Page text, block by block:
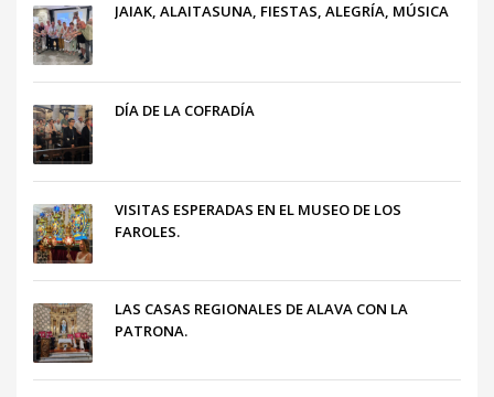
JAIAK, ALAITASUNA, FIESTAS, ALEGRÍA, MÚSICA
DÍA DE LA COFRADÍA
VISITAS ESPERADAS EN EL MUSEO DE LOS
FAROLES.
LAS CASAS REGIONALES DE ALAVA CON LA
PATRONA.